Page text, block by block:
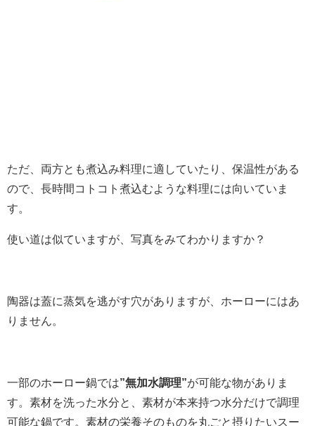
ただ、両方とも煮込み料理に適していたり、保温性がある
ので、長時間コトコト煮込むような料理には向いていま
す。
使い道は似ていますが、写真をみてわかりますか？
陶器は蓋に蒸気を逃がす穴がありますが、ホーローにはあ
りません。
一部のホーロー鍋では”無加水調理”が可能な物がありま
す。素材を洗った水分と、素材が本来持つ水分だけで調理
可能な鍋です。素材の栄養そのものを丸ごと摂りたいスー